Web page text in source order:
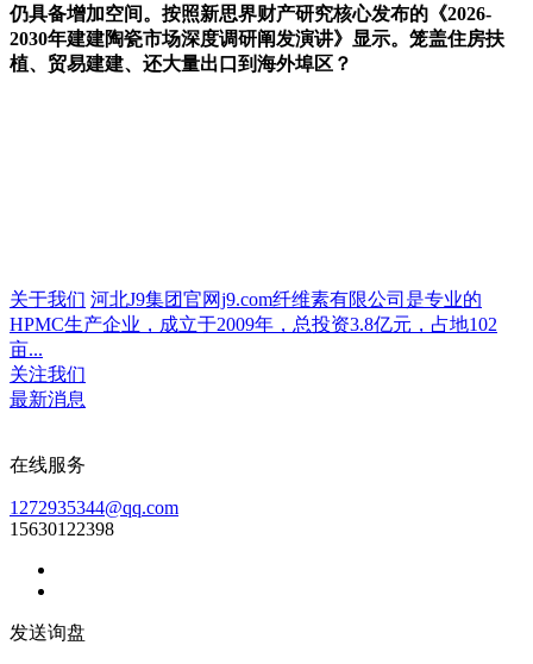
仍具备增加空间。按照新思界财产研究核心发布的《2026-
2030年建建陶瓷市场深度调研阐发演讲》显示。笼盖住房扶
植、贸易建建、还大量出口到海外埠区？
关于我们 河北J9集团官网j9.com纤维素有限公司是专业的
HPMC生产企业，成立于2009年，总投资3.8亿元，占地102
亩...
关注我们
最新消息
在线服务
1272935344@qq.com
15630122398
发送询盘